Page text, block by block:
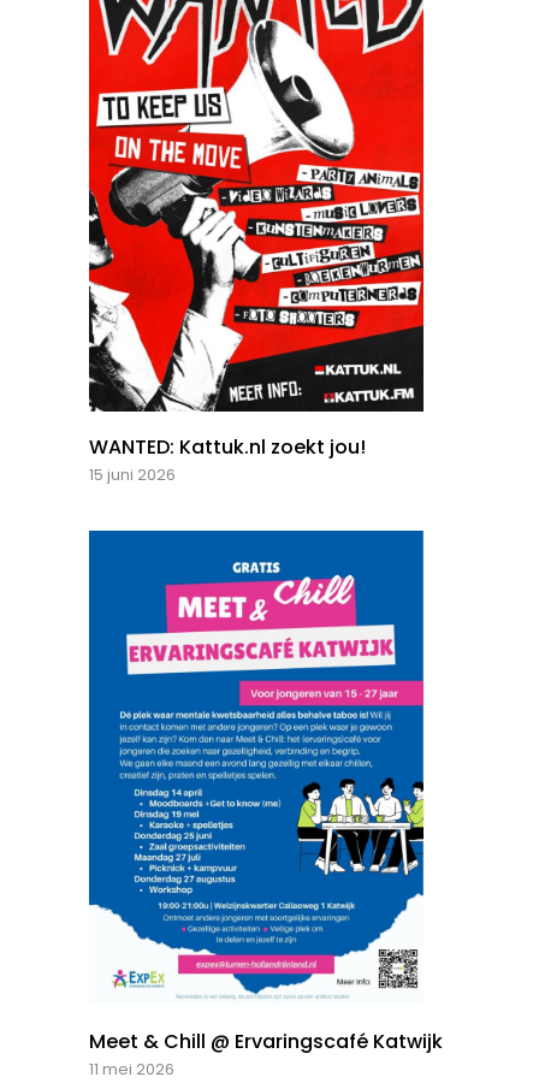
WANTED: Kattuk.nl zoekt jou!
15 juni 2026
Meet & Chill @ Ervaringscafé Katwijk
11 mei 2026